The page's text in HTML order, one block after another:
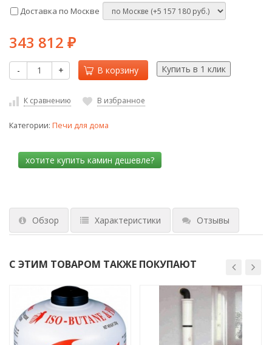
Доставка по Москве
343 812 ₽
- + В корзину
К сравнению В избранное
Категории: Печи для дома
Обзор Характеристики Отзывы
С ЭТИМ ТОВАРОМ ТАКЖЕ ПОКУПАЮТ